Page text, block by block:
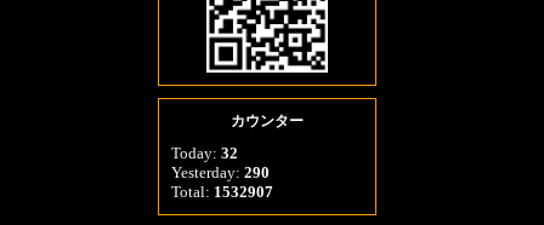
カウンター
Today: 32
Yesterday: 290
Total: 1532907